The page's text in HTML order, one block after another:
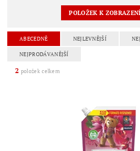
POLOŽEK K
ABECEDNĚ NEJLEVNĚJŠÍ
NEJPRODÁVANĚJŠÍ
2 položek celkem